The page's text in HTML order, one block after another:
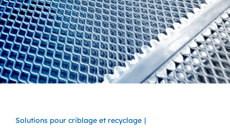
Solutions pour criblage et recyclage